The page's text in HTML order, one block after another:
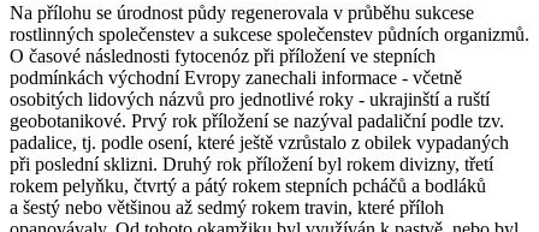
Na přílohu se úrodnost půdy regenerovala v průběhu sukcese
rostlinných společenstev a sukcese společenstev půdních organizmů.
O časové následnosti fytocenóz při příložení ve stepních
podmínkách východní Evropy zanechali informace - včetně
osobitých lidových názvů pro jednotlivé roky - ukrajinští a ruští
geobotanikové. Prvý rok příložení se nazýval padaliční podle tzv.
padalice, tj. podle osení, které ještě vzrůstalo z obilek vypadaných
při poslední sklizni. Druhý rok příložení byl rokem divizny, třetí
rokem pelyňku, čtvrtý a pátý rokem stepních pcháčů a bodláků
a šestý nebo většinou až sedmý rokem travin, které příloh